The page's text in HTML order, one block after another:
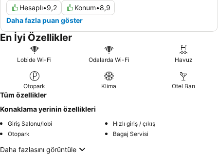
Hesaplı•9,2 Konum•8,9
Daha fazla puan göster
En İyi Özellikler
Lobide Wi-Fi Odalarda Wi-Fi Havuz
Otopark Klima Otel Barı
Tüm özellikler
Konaklama yerinin özellikleri
Giriş Salonu/lobi
Hızlı giriş / çıkış
Otopark
Bagaj Servisi
Daha fazlasını görüntüle